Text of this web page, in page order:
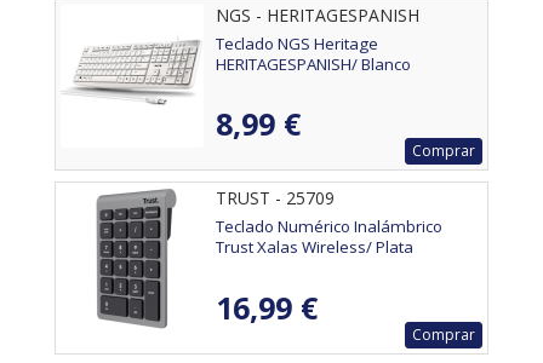
NGS - HERITAGESPANISH
Teclado NGS Heritage
HERITAGESPANISH/ Blanco
8,99 €
Comprar
TRUST - 25709
Teclado Numérico Inalámbrico
Trust Xalas Wireless/ Plata
16,99 €
Comprar